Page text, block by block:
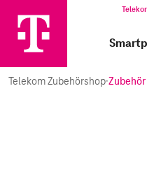
Telekom Zubehörshop·Zubehör